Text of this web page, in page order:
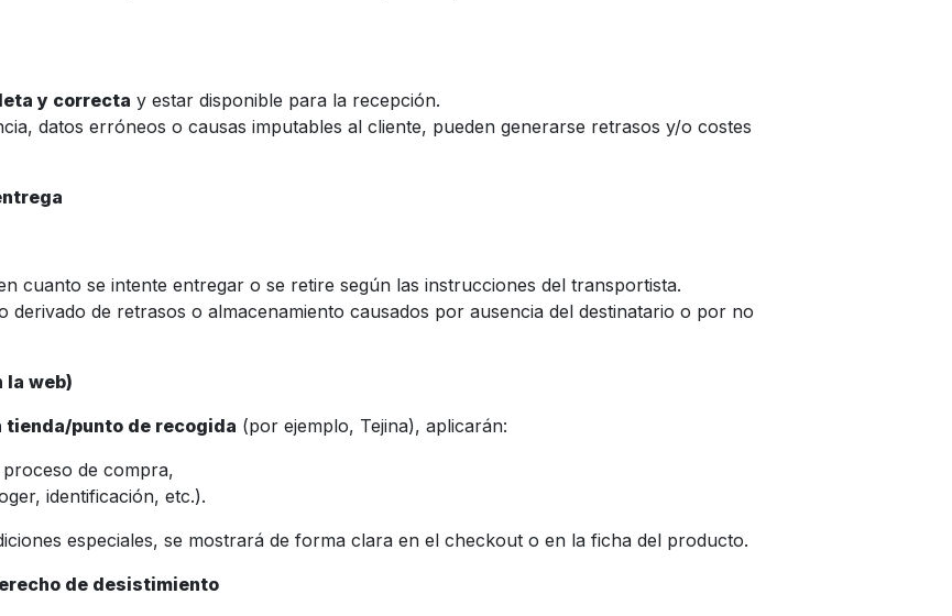
y correcta y estar disponible para la recepción.
datos erróneos o causas imputables al cliente, pueden generarse retrasos y/o costes
cuanto se intente entregar o se retire según las instrucciones del transportista.
derivado de retrasos o almacenamiento causados por ausencia del destinatario o por no
la web)
tienda/punto de recogida (por ejemplo, Tejina), aplicarán:
de compra,
identificación, etc.).
especiales, se mostrará de forma clara en el checkout o en la ficha del producto.
de desistimiento